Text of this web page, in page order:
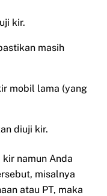
kir.
masih
mobil lama (yang
diuji kir.
namun Anda
misalnya
atau PT, maka